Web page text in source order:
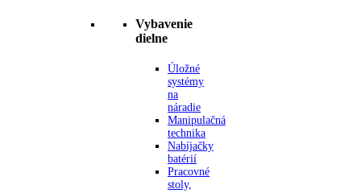
Vybavenie
dielne
Úložné
systémy
na
náradie
Manipulačná
technika
Nabíjačky
batérií
Pracovné
stoly,